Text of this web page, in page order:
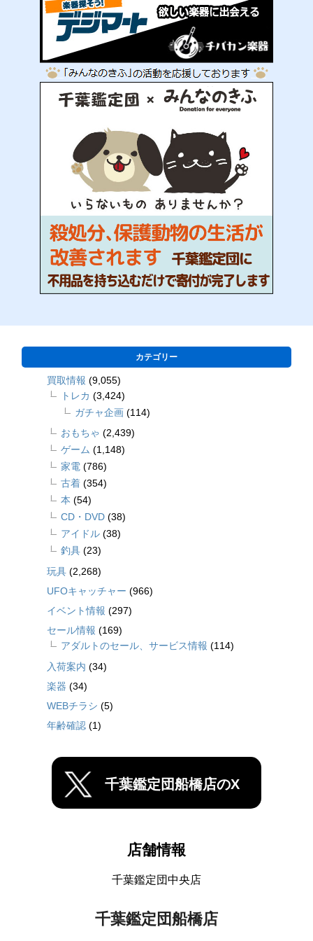
カテゴリー
買取情報 (9,055)
トレカ (3,424)
ガチャ企画 (114)
おもちゃ (2,439)
ゲーム (1,148)
家電 (786)
古着 (354)
本 (54)
CD・DVD (38)
アイドル (38)
釣具 (23)
玩具 (2,268)
UFOキャッチャー (966)
イベント情報 (297)
セール情報 (169)
アダルトのセール、サービス情報 (114)
入荷案内 (34)
楽器 (34)
WEBチラシ (5)
年齢確認 (1)
千葉鑑定団船橋店のX
店舗情報
千葉鑑定団中央店
千葉鑑定団船橋店